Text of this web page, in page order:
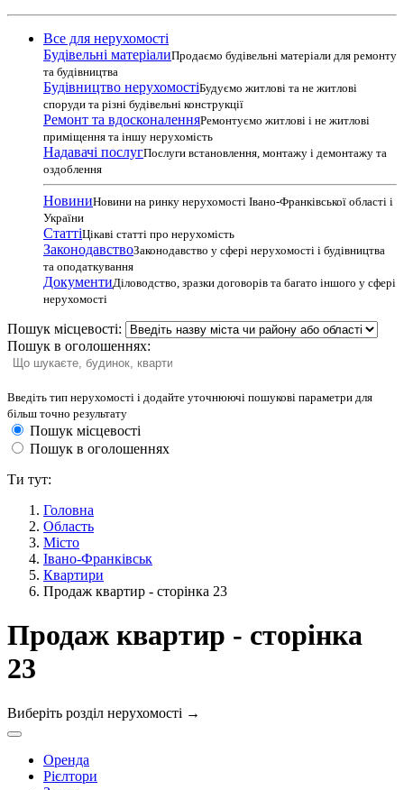
Все для нерухомості
Будівельні матеріалиПродаємо будівельні матеріали для ремонту
та будівництва
Будівництво нерухомостіБудуємо житлові та не житлові
споруди та різні будівельні конструкції
Ремонт та вдосконаленняРемонтуємо житлові і не житлові
приміщення та іншу нерухомість
Надавачі послугПослуги встановлення, монтажу і демонтажу та
оздоблення
НовиниНовини на ринку нерухомості Івано-Франківської області і
України
СтаттіЦікаві статті про нерухомість
ЗаконодавствоЗаконодавство у сфері нерухомості і будівництва
та оподаткування
ДокументиДіловодство, зразки договорів та багато іншого у сфері
нерухомості
Пошук місцевості:
Пошук в оголошеннях:
Введіть тип нерухомості і додайте уточнюючі пошукові параметри для
більш точно результату
Пошук місцевості
Пошук в оголошеннях
Ти тут:
Головна
Область
Місто
Івано-Франківськ
Квартири
Продаж квартир - сторінка 23
Продаж квартир - сторінка
23
Виберіть розділ нерухомості →
Оренда
Рієлтори